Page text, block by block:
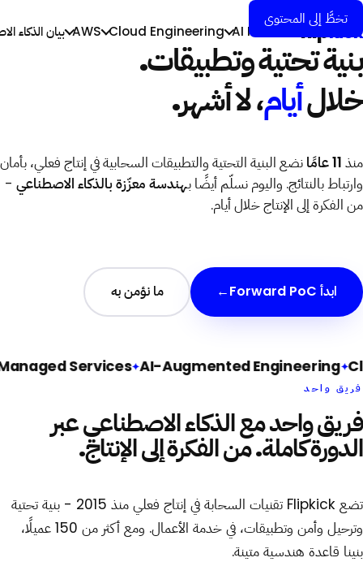
تخطَّ إلى المحتوى
flipkick
AI Forward
Cloud Engineering
AWS بيان الذكاء
AI-first.
بنية تحتية وتطبيقات.
خلالأيام، لا أشهر.
منذ 11 عامًا
نضع البنية التحتية والتطبيقات السحابية في إنتاج فعلي، بأمان
وارتباط بالنتائج. واليوم نسلّم أيضًا بـهندسة معزّزة بالذكاء الاصطناعي -
من الفكرة إلى الإنتاج خلال أيام.
ابدأ Forward PoC → ما نؤمن به
AI-Augmented Engineering
Managed Services
فريق واحد
فريق واحد مع الذكاء الاصطناعي عبر
الدورة كاملة. من الفكرة إلى الإنتاج.
تضع Flipkick تقنيات السحابة في إنتاج فعلي منذ 2015 - بنية تحتية
وترحيل وأمن وتطبيقات، في خدمة الأعمال. ومع أكثر من 150 عميلًا،
بنينا قاعدة هندسية متينة.